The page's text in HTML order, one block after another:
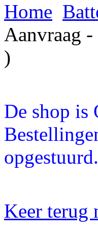
Home
Aanvraag
)
De shop is
opgestuurd.
Keer terug